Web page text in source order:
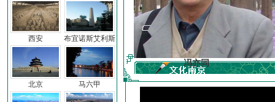
西安
北京
布宜诺斯艾利斯
马六甲
前子 冯亦同